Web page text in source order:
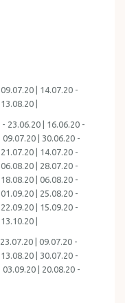
| 14.07.20 -
|
23.06.20 | 16.06.20 -
| 30.06.20 -
| 14.07.20 -
| 28.07.20 -
| 06.08.20 -
| 25.08.20 -
| 15.09.20 -
|
| 09.07.20 -
| 30.07.20 -
| 20.08.20 -